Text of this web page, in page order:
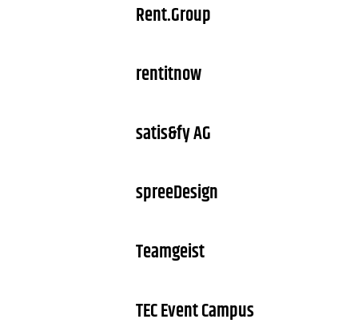
Rent.Group
rentitnow
satis&fy AG
spreeDesign
Teamgeist
TEC Event Campus